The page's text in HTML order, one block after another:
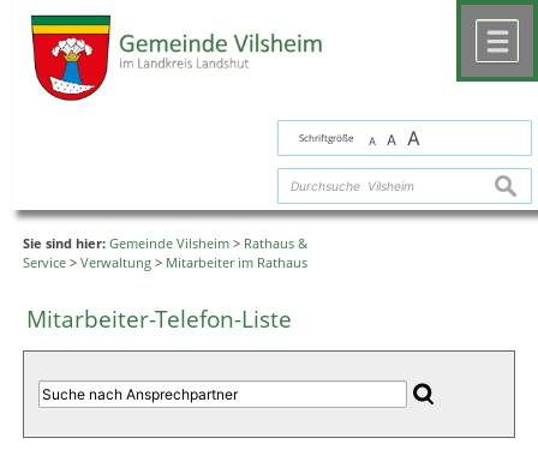
Schriftgröße A A A
Sie sind hier: Gemeinde Vilsheim > Rathaus &
Service > Verwaltung > Mitarbeiter im Rathaus
Mitarbeiter-Telefon-Liste